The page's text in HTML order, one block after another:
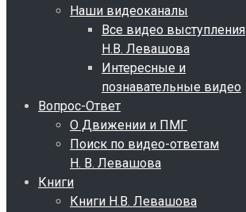
Наши видеоканалы
Все видео выступления
Н.В. Левашова
Интересные и
познавательные видео
Вопрос-Ответ
О Движении и ПМГ
Поиск по видео-ответам
Н. В. Левашова
Книги
Книги Н.В. Левашова